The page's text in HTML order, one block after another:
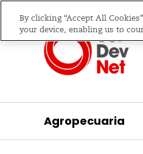
Agropecuaria
By clicking “Accept All
your device, enabling us to